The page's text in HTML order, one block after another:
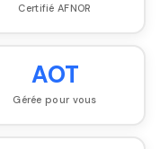
Certifié AFNOR
AOT
Gérée pour vous